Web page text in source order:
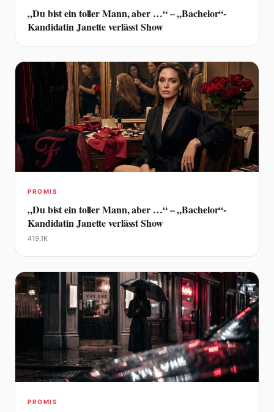
„Du bist ein toller Mann, aber …“ – „Bachelor“-
Kandidatin Janette verlässt Show
PROMIS
„Du bist ein toller Mann, aber …“ – „Bachelor“-
Kandidatin Janette verlässt Show
419,1K
PROMIS